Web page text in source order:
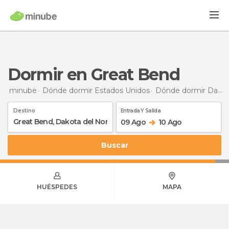
Dormir en Great Bend
minube Dónde dormir Estados Unidos Dónde dormir Dakota del Norte
Destino Entrada Y Salida
09 Ago 10 Ago
Buscar
HUÉSPEDES MAPA